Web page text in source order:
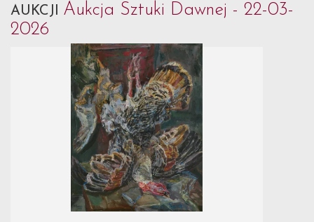
AUKCJI Aukcja Sztuki Dawnej - 22-03-
2026